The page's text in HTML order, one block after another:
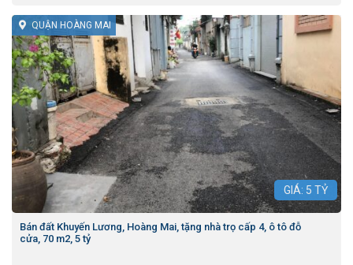
QUẬN HOÀNG MAI
GIÁ: 5 TỶ
Bán đất Khuyến Lương, Hoàng Mai, tặng nhà trọ cấp 4, ô tô đỗ
cửa, 70 m2, 5 tỷ